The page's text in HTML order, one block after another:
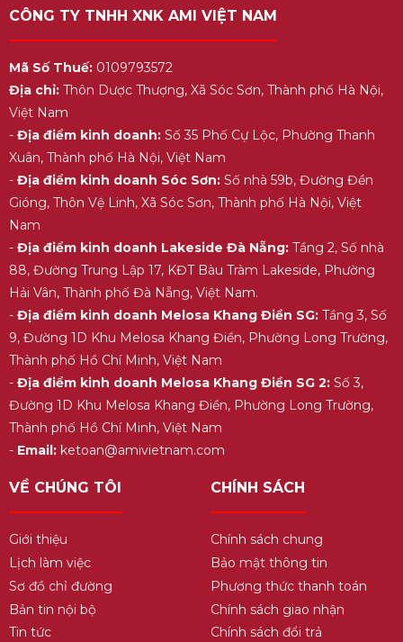
CÔNG TY TNHH XNK AMI VIỆT NAM
Mã Số Thuế:0109793572
Địa chỉ:Thôn Dược Thượng, Xã Sóc Sơn, Thành phố Hà Nội,
Việt Nam
- Địa điểm kinh doanh:Số 35 Phố Cự Lộc, Phường Thanh
Xuân, Thành phố Hà Nội, Việt Nam
- Địa điểm kinh doanh Sóc Sơn:Số nhà 59b, Đường Đền
Gióng, Thôn Vệ Linh, Xã Sóc Sơn, Thành phố Hà Nội, Việt
Nam
- Địa điểm kinh doanh Lakeside Đà Nẵng:Tầng 2, Số nhà
88, Đường Trung Lập 17, KĐT Bàu Tràm Lakeside, Phường
Hải Vân, Thành phố Đà Nẵng, Việt Nam.
- Địa điểm kinh doanh Melosa Khang Điền SG:Tầng 3, Số
9, Đường 1D Khu Melosa Khang Điền, Phường Long Trường,
Thành phố Hồ Chí Minh, Việt Nam
- Địa điểm kinh doanh Melosa Khang Điền SG 2:Số 3,
Đường 1D Khu Melosa Khang Điền, Phường Long Trường,
Thành phố Hồ Chí Minh, Việt Nam
- Email:ketoan@amivietnam.com
VỀ CHÚNG TÔI
Giới thiệu
Lịch làm việc
Sơ đồ chỉ đường
Bản tin nội bộ
Tin tức
CHÍNH SÁCH
Chính sách chung
Bảo mật thông tin
Phương thức thanh toán
Chính sách giao nhận
Chính sách đổi trả